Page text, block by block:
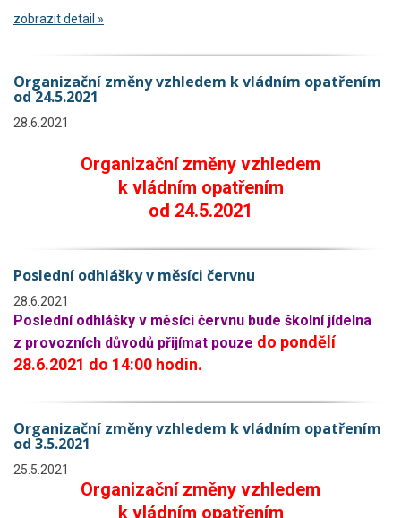
zobrazit detail »
Organizační změny vzhledem k vládním opatřením
od 24.5.2021
28.6.2021
Organizační změny vzhledem
k vládním opatřením
od 24.5.2021
Poslední odhlášky v měsíci červnu
28.6.2021
Poslední odhlášky v měsíci červnu bude školní jídelna
z provozních důvodů přijímat pouze do pondělí
28.6.2021 do 14:00 hodin.
Organizační změny vzhledem k vládním opatřením
od 3.5.2021
25.5.2021
Organizační změny vzhledem
k vládním opatřením